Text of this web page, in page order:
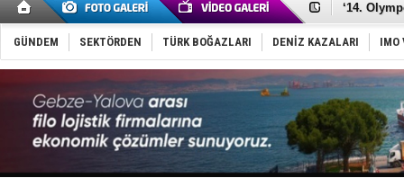
‘14.
Taksi
TÜRKLİM
SOCAR da
D-Marin,
Van’da
GÜNDEM SEKTÖRDEN TÜRK BOĞAZLARI DENİZ KAZALARI IMO